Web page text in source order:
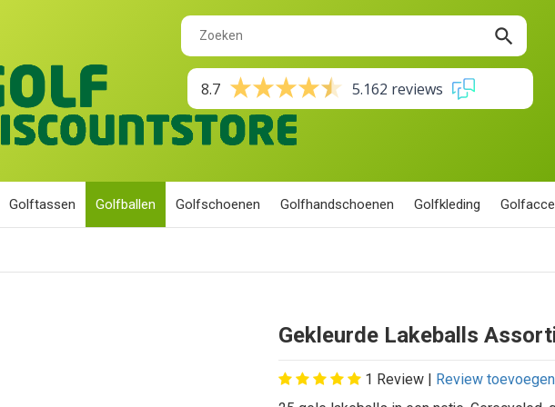
search
8.7 5.162 reviews
Golftassen Golfballen Golfschoenen Golfhandschoenen Golfkleding
Gekleurde Lakeballs
1 Review | Review toevoegen